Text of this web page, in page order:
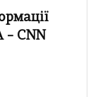
CNN